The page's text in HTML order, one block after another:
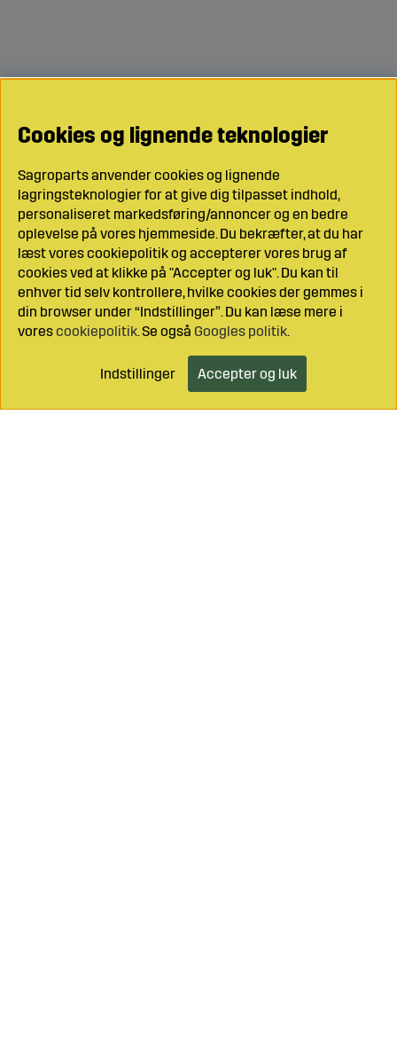
Cookies og lignende teknologier
Sagroparts anvender cookies og lignende
lagringsteknologier for at give dig tilpasset indhold,
personaliseret markedsføring/annoncer og en bedre
oplevelse på vores hjemmeside. Du bekræfter, at du har
læst vores cookiepolitik og accepterer vores brug af
cookies ved at klikke på "Accepter og luk". Du kan til
enhver tid selv kontrollere, hvilke cookies der gemmes i
din browser under “Indstillinger”. Du kan læse mere i
vorescookiepolitik. Se også Googles politik.
Indstillinger Accepter og luk